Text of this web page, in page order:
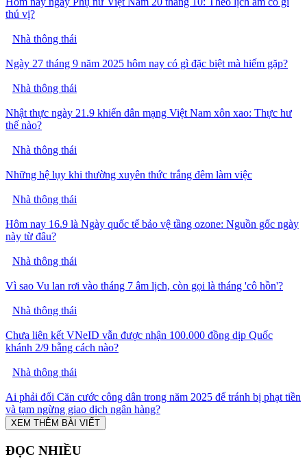
thú vị?
Nhà thông thái
Ngày 27 tháng 9 năm 2025 hôm nay có gì đặc biệt mà hiếm gặp?
Nhà thông thái
Nhật thực ngày 21.9 khiến dân mạng Việt Nam xôn xao: Thực hư
thế nào?
Nhà thông thái
Những hệ lụy khi thường xuyên thức trắng đêm làm việc
Nhà thông thái
Hôm nay 16.9 là Ngày quốc tế bảo vệ tầng ozone: Nguồn gốc ngày
này từ đâu?
Nhà thông thái
Vì sao Vu lan rơi vào tháng 7 âm lịch, còn gọi là tháng 'cô hồn'?
Nhà thông thái
Chưa liên kết VNeID vẫn được nhận 100.000 đồng dịp Quốc
khánh 2/9 bằng cách nào?
Nhà thông thái
Ai phải đổi Căn cước công dân trong năm 2025 để tránh bị phạt tiền
và tạm ngừng giao dịch ngân hàng?
XEM THÊM BÀI VIẾT
ĐỌC NHIỀU